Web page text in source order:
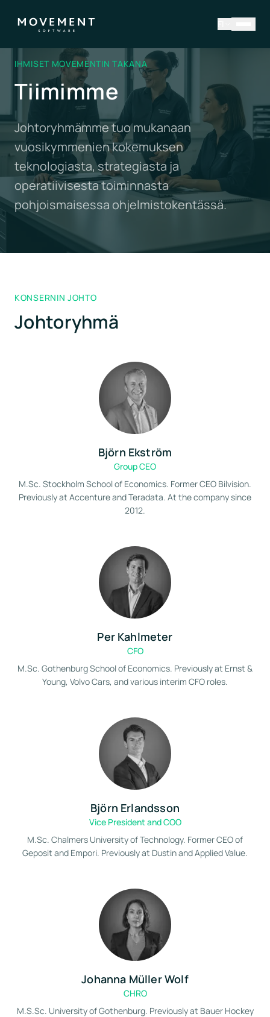
IHMISET MOVEMENTIN TAKANA
Tiimimme
Johtoryhmämme tuo mukanaan
vuosikymmenien kokemuksen
teknologiasta, strategiasta ja
operatiivisesta toiminnasta
pohjoismaisessa ohjelmistokentässä.
KONSERNIN JOHTO
Johtoryhmä
Björn Ekström
Group CEO
M.Sc. Stockholm School of Economics. Former CEO Bilvision.
Previously at Accenture and Teradata. At the company since
2012.
Per Kahlmeter
CFO
M.Sc. Gothenburg School of Economics. Previously at Ernst &
Young, Volvo Cars, and various interim CFO roles.
Björn Erlandsson
Vice President and COO
M.Sc. Chalmers University of Technology. Former CEO of
Geposit and Empori. Previously at Dustin and Applied Value.
Johanna Müller Wolf
CHRO
M.S.Sc. University of Gothenburg. Previously at Bauer Hockey